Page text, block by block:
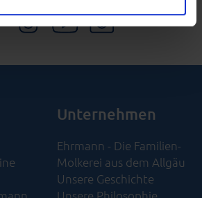
unserer Website so einfach wie
und Ihren Besuch auf unserer Seite
Bestimmungen zumDatenschutz.
Unternehmen
Ehrmann - Die Familien-
Molkerei aus dem Allgäu
Unsere Geschichte